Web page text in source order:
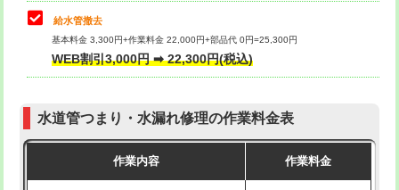
マス交換（深さ50㎝以上）
コンクリート斫り（厚さ10㎝まで）
モルタル補修（厚さ10㎝超え） 38,500円
その他部品の脱着
交換・取付（タンク）
式）)
式・ワンホール）)
給水管撤去
基本料金 3,300円+作業料金 22,000円+部品代 0円=25,300円
WEB割引3,000円 ➡ 22,300円(税込)
水道管つまり・水漏れ修理の作業料金表
作業内容 作業料金